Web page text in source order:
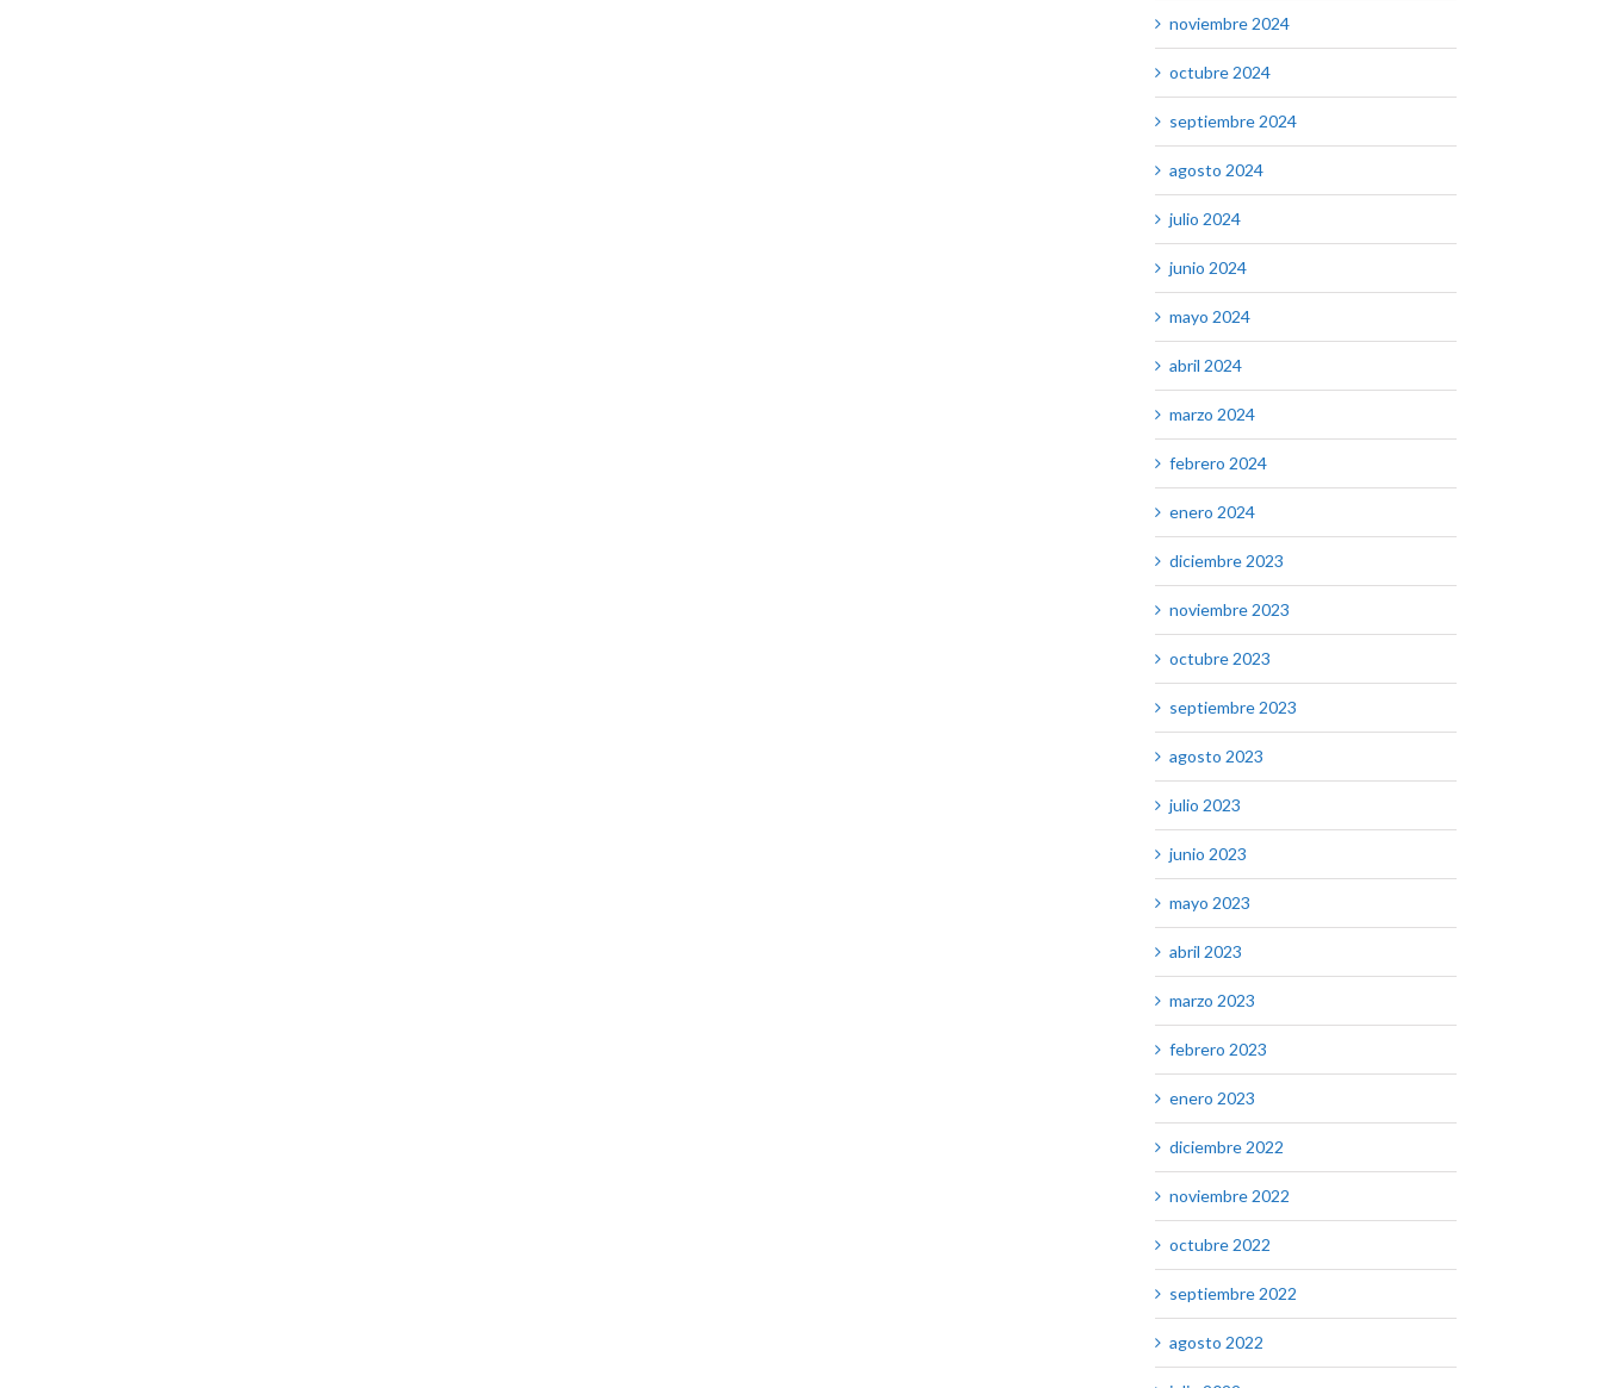
noviembre 2024
octubre 2024
septiembre 2024
agosto 2024
julio 2024
junio 2024
mayo 2024
abril 2024
marzo 2024
febrero 2024
enero 2024
diciembre 2023
noviembre 2023
octubre 2023
septiembre 2023
agosto 2023
julio 2023
junio 2023
mayo 2023
abril 2023
marzo 2023
febrero 2023
enero 2023
diciembre 2022
noviembre 2022
octubre 2022
septiembre 2022
agosto 2022